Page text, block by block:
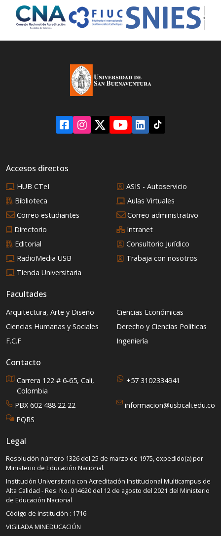
Accesos directos
HUB CTeI
ASIS - Autoservicio
Biblioteca
Aulas Virtuales
Correo estudiantes
Correo administrativo
Directorio
Intranet
Editorial
Consultorio Jurídico
RadioMedia USB
Trabaja con nosotros
Tienda Universitaria
Facultades
Arquitectura, Arte y Diseño
Ciencias Económicas
Ciencias Humanas y Sociales
Derecho y Ciencias Políticas
F.C.F
Ingeniería
Contacto
Carrera 122 # 6-65, Cali,
Colombia
+57 3102334941
PBX 602 488 22 22
informacion@usbcali.edu.co
PQRS
Legal
Resolución número 1326 del 25 de marzo de 1975, expedido(a) por
Ministerio de Educación Nacional.
Institución Universitaria con Acreditación Institucional Multicampus de
Alta Calidad - Res. No. 014620 del 12 de agosto del 2021 del Ministerio
de Educación Nacional
Código de institución : 1716
VIGILADA MINEDUCACIÓN